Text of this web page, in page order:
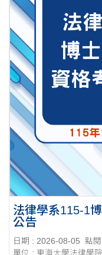
法律學系115-1
公告
日期 : 2026-08-05
點
單位 : 東海大學法律學院